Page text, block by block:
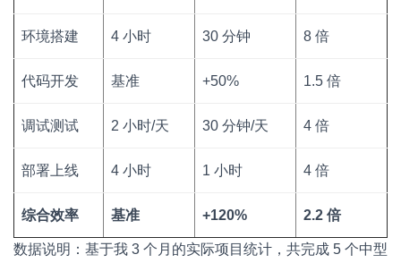
环境搭建 4 小时 30 分钟 8 倍
代码开发 基准 +50% 1.5 倍
调试测试 2 小时/天 30 分钟/天 4 倍
部署上线 4 小时 1 小时 4 倍
综合效率 基准 +120% 2.2 倍
数据说明：基于我 3 个月的实际项目统计，共完成 5 个中型